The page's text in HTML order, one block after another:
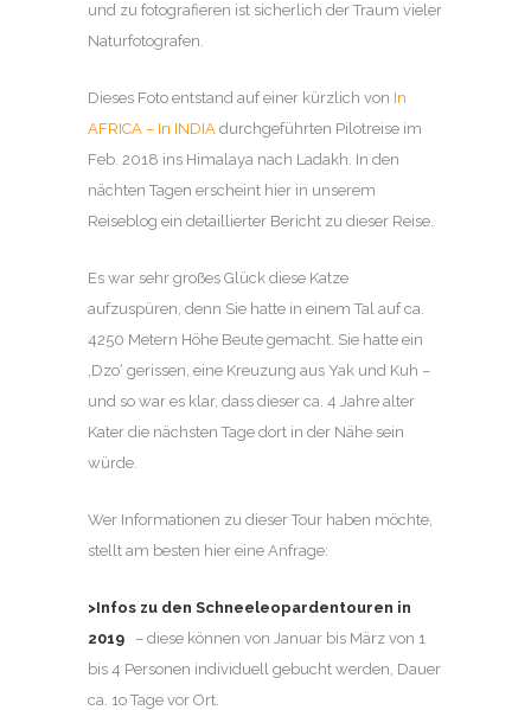
und zu fotografieren ist sicherlich der Traum vieler
Naturfotografen.
Dieses Foto entstand auf einer kürzlich von In
AFRICA – In INDIA durchgeführten Pilotreise im
Feb. 2018 ins Himalaya nach Ladakh. In den
nächten Tagen erscheint hier in unserem
Reiseblog ein detaillierter Bericht zu dieser Reise.
Es war sehr großes Glück diese Katze
aufzuspüren, denn Sie hatte in einem Tal auf ca.
4250 Metern Höhe Beute gemacht. Sie hatte ein
‚Dzo‘ gerissen, eine Kreuzung aus Yak und Kuh –
und so war es klar, dass dieser ca. 4 Jahre alter
Kater die nächsten Tage dort in der Nähe sein
würde.
Wer Informationen zu dieser Tour haben möchte,
stellt am besten hier eine Anfrage:
>Infos zu den Schneeleopardentouren in
2019 – diese können von Januar bis März von 1
bis 4 Personen individuell gebucht werden, Dauer
ca. 1o Tage vor Ort.